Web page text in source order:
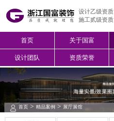
设计乙级资质
施工贰级资质
首页 关于国富
设计团队 资质荣誉
首页> 精品案例>展厅展馆